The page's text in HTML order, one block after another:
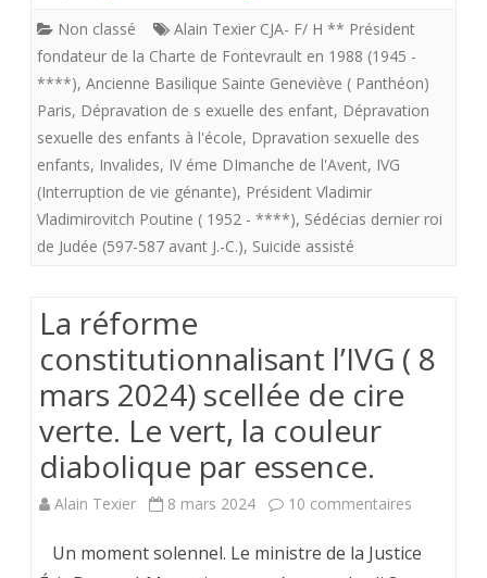
du
Dimanche
nous
Non classé
Alain Texier CJA- F/ H ** Président
fondateur de la Charte de Fontevrault en 1988 (1945 -
****), Ancienne Basilique Sainte Geneviève ( Panthéon)
Paris, Dépravation de s exuelle des enfant, Dépravation
sexuelle des enfants à l'école, Dpravation sexuelle des
enfants, Invalides, IV éme DImanche de l'Avent, IVG
(Interruption de vie génante), Président Vladimir
Vladimirovitch Poutine ( 1952 - ****), Sédécias dernier roi
de Judée (597-587 avant J.-C.), Suicide assisté
La réforme
constitutionnalisant l’IVG ( 8
mars 2024) scellée de cire
verte. Le vert, la couleur
diabolique par essence.
Alain Texier 8 mars 2024 10 commentaires
Un moment solennel. Le ministre de la Justice